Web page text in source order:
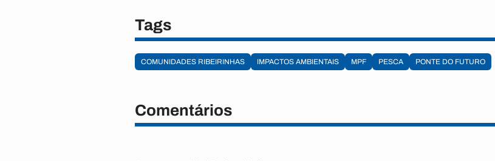
Tags
COMUNIDADES RIBEIRINHAS IMPACTOS AMBIENTAIS MPF PESCA PONTE DO FUTURO
Comentários